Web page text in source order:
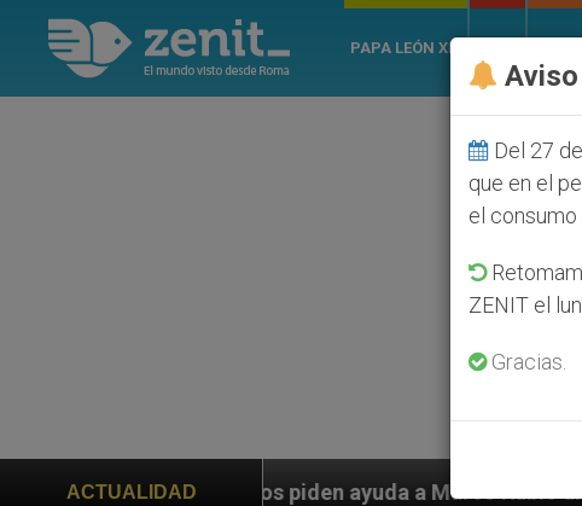
PAPA LEÓN XIV
ACTUALIDAD
piden ayuda a Marco Rubio ante persecución de
Del 27
que en el
el consumo
ZENIT el
Gracias.